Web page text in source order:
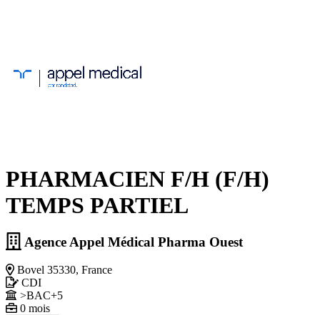
PHARMACIEN F/H (F/H)
TEMPS PARTIEL
Agence Appel Médical Pharma Ouest
Bovel 35330, France
CDI
>BAC+5
0 mois